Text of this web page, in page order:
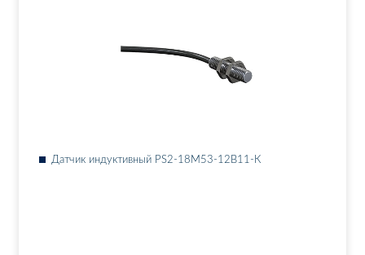
Дат­чик ин­дук­тив­ный PS2-18M53-12B11-К